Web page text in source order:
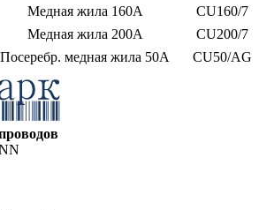
Медная жила 160A
CU160/7
Медная жила 200A
CU200/7
Посеребр. медная жила 50A CU50/AG